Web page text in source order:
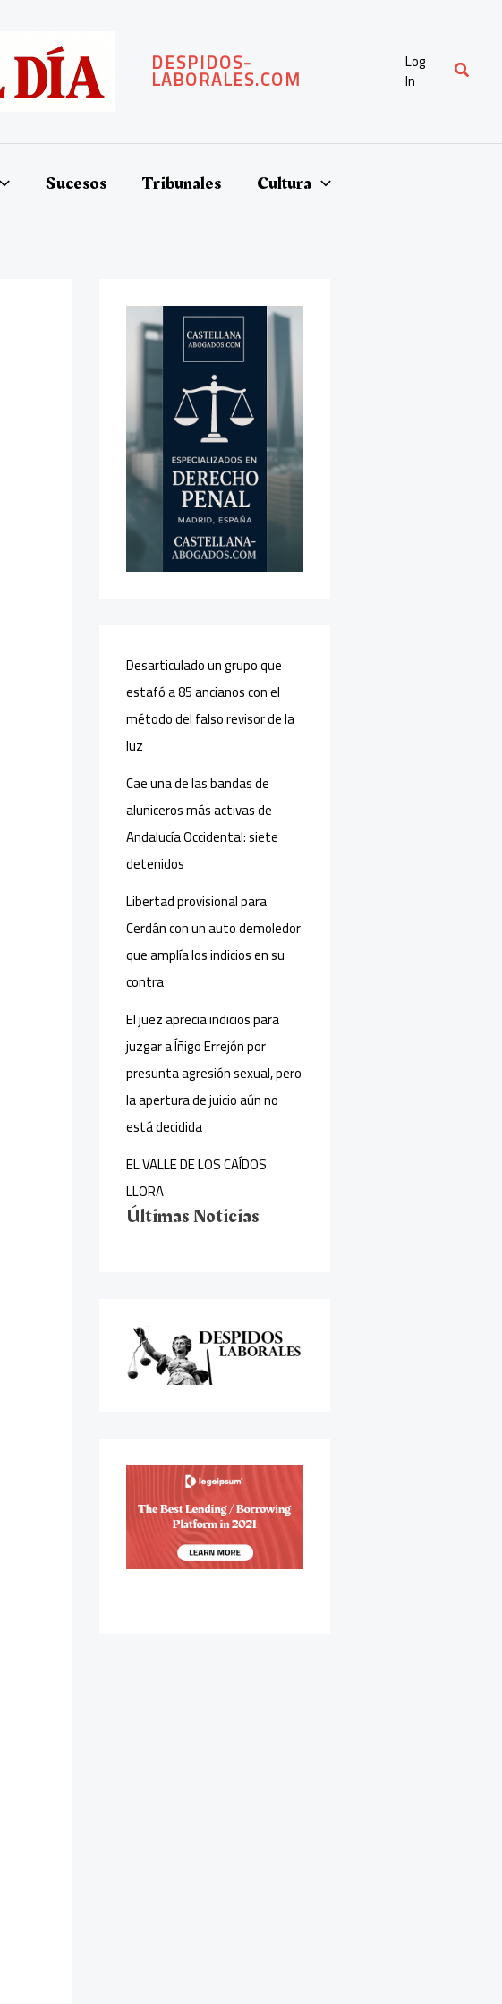
DESPIDOS-
LABORALES.COM
Log
In Buscar
Sucesos Tribunales Cultura
Desarticulado un grupo que
estafó a 85 ancianos con el
método del falso revisor de la
luz
Cae una de las bandas de
aluniceros más activas de
Andalucía Occidental: siete
detenidos
Libertad provisional para
Cerdán con un auto demoledor
que amplía los indicios en su
contra
El juez aprecia indicios para
juzgar a Íñigo Errejón por
presunta agresión sexual, pero
la apertura de juicio aún no
está decidida
EL VALLE DE LOS CAÍDOS
LLORA
Últimas Noticias